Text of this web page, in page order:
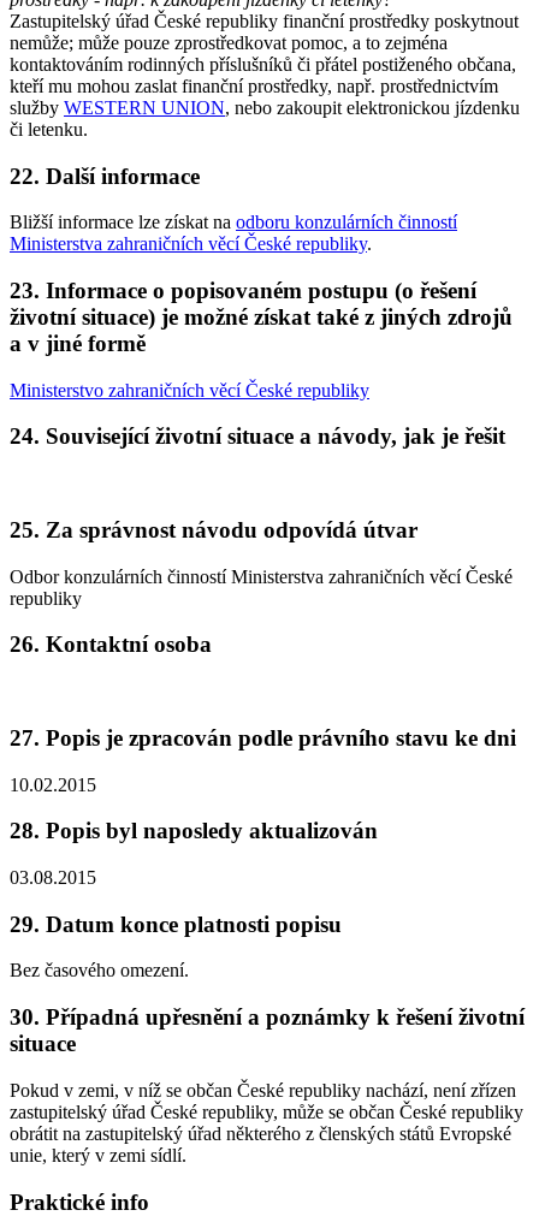
Zastupitelský úřad České republiky finanční prostředky poskytnout
nemůže; může pouze zprostředkovat pomoc, a to zejména
kontaktováním rodinných příslušníků či přátel postiženého občana,
kteří mu mohou zaslat finanční prostředky, např. prostřednictvím
služby WESTERN UNION, nebo zakoupit elektronickou jízdenku
či letenku.
22. Další informace
Bližší informace lze získat na odboru konzulárních činností
Ministerstva zahraničních věcí České republiky.
23. Informace o popisovaném postupu (o řešení
životní situace) je možné získat také z jiných zdrojů
a v jiné formě
Ministerstvo zahraničních věcí České republiky
24. Související životní situace a návody, jak je řešit
25. Za správnost návodu odpovídá útvar
Odbor konzulárních činností Ministerstva zahraničních věcí České
republiky
26. Kontaktní osoba
27. Popis je zpracován podle právního stavu ke dni
10.02.2015
28. Popis byl naposledy aktualizován
03.08.2015
29. Datum konce platnosti popisu
Bez časového omezení.
30. Případná upřesnění a poznámky k řešení životní
situace
Pokud v zemi, v níž se občan České republiky nachází, není zřízen
zastupitelský úřad České republiky, může se občan České republiky
obrátit na zastupitelský úřad některého z členských států Evropské
unie, který v zemi sídlí.
Praktické info